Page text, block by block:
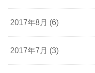
2017年8月 (6)
2017年7月 (3)